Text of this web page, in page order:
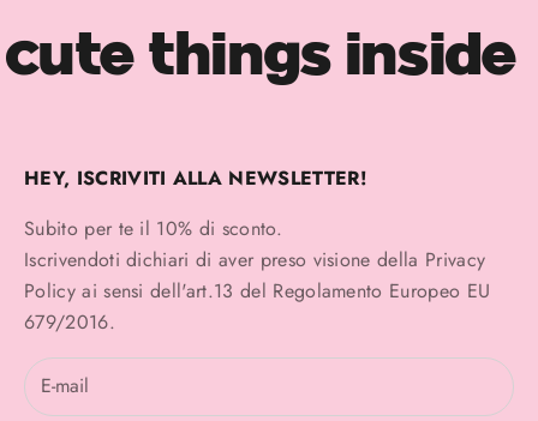
cute things inside
HEY, ISCRIVITI ALLA NEWSLETTER!
Subito per te il 10% di sconto.
Iscrivendoti dichiari di aver preso visione della Privacy
Policyai sensi dell'art.13 del Regolamento Europeo EU
679/2016.